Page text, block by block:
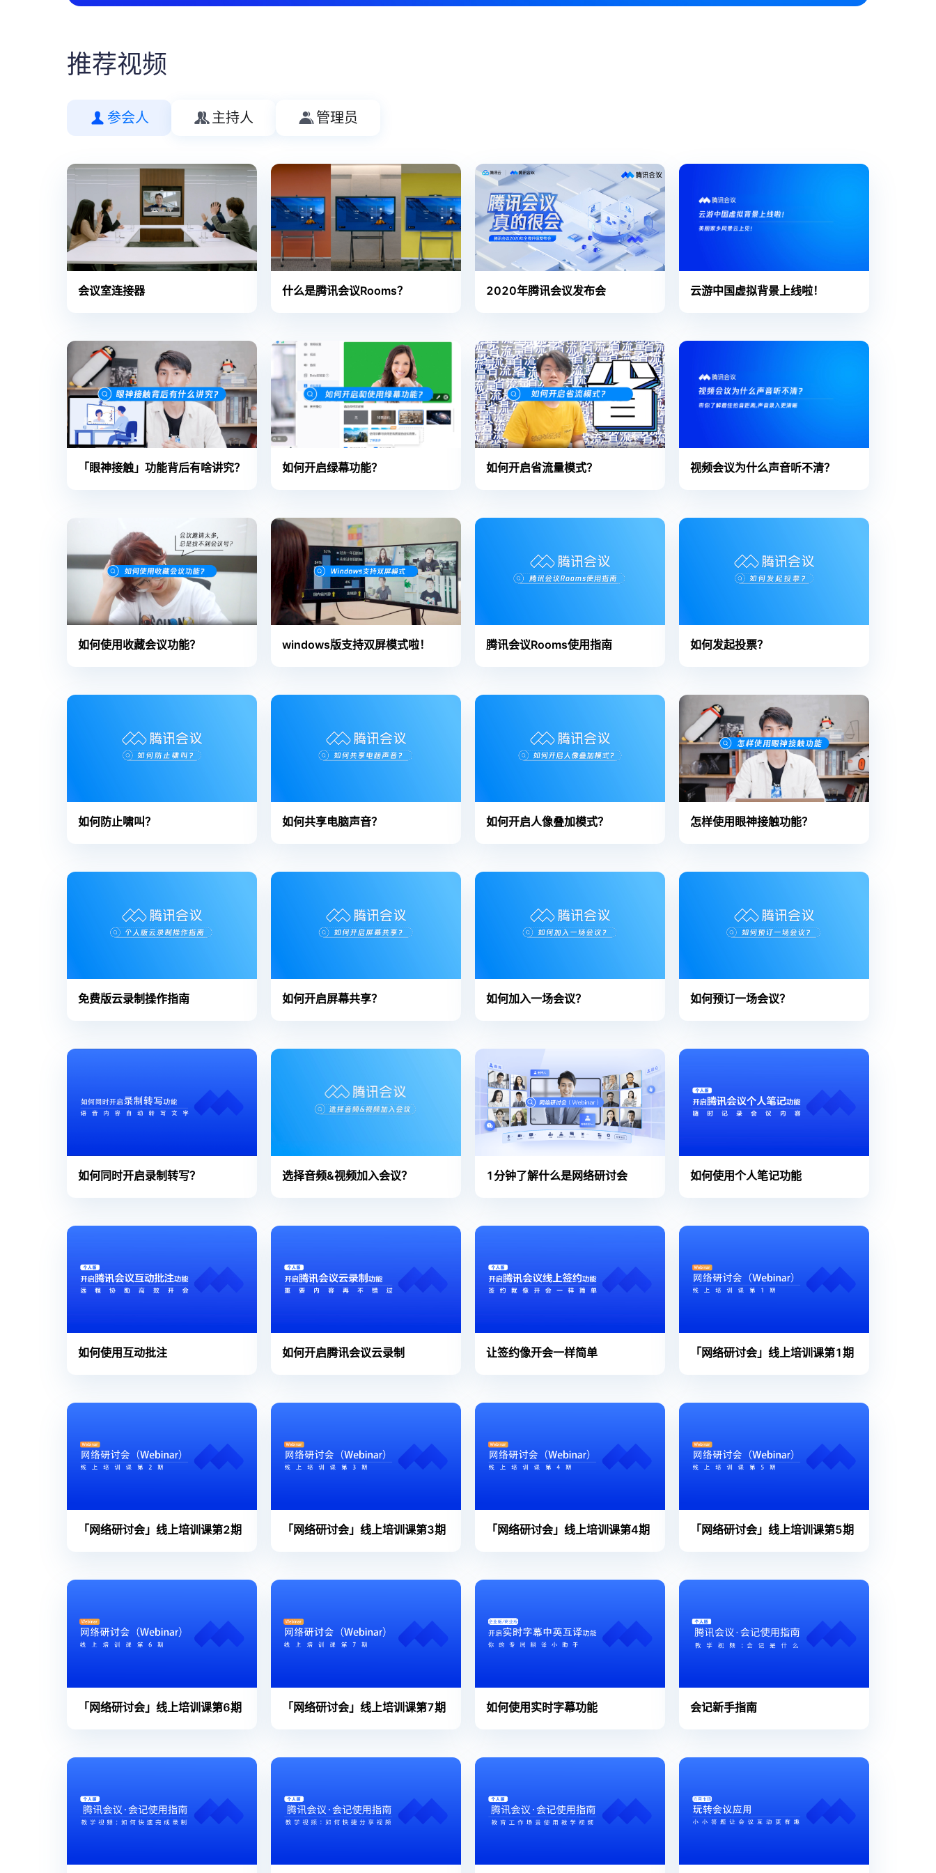
推荐视频
参会人 主持人 管理员
会议室连接器 什么是腾讯会议Rooms？ 2020年腾讯会议发布会 云游中国虚拟背景上线啦！
「眼神接触」功能背后有啥讲究？ 如何开启绿幕功能？ 如何开启省流量模式？ 视频会议为什么声音听不清？
如何使用收藏会议功能？ windows版支持双屏模式啦！ 腾讯会议Rooms使用指南 如何发起投票？
如何防止啸叫？ 如何共享电脑声音？ 如何开启人像叠加模式？ 怎样使用眼神接触功能？
免费版云录制操作指南 如何开启屏幕共享？ 如何加入一场会议？ 如何预订一场会议？
如何同时开启录制转写？ 选择音频&视频加入会议？ 1分钟了解什么是网络研讨会 如何使用个人笔记功能
如何使用互动批注 如何开启腾讯会议云录制 让签约像开会一样简单 「网络研讨会」线上培训课第1期
「网络研讨会」线上培训课第2期 「网络研讨会」线上培训课第3期 「网络研讨会」线上培训课第4期 「网络研讨会」线上培训课第5期
「网络研讨会」线上培训课第6期 「网络研讨会」线上培训课第7期 如何使用实时字幕功能 会记新手指南